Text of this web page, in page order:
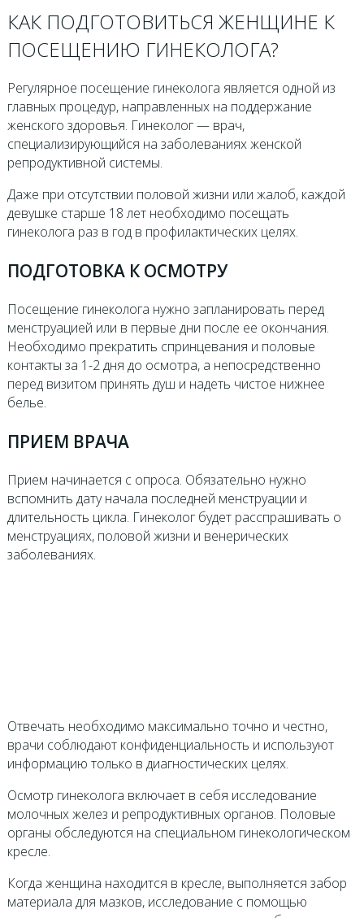
КАК ПОДГОТОВИТЬСЯ ЖЕНЩИНЕ К
ПОСЕЩЕНИЮ ГИНЕКОЛОГА?
Регулярное посещение гинеколога является одной из
главных процедур, направленных на поддержание
женского здоровья. Гинеколог — врач,
специализирующийся на заболеваниях женской
репродуктивной системы.
Даже при отсутствии половой жизни или жалоб, каждой
девушке старше 18 лет необходимо посещать
гинеколога раз в год в профилактических целях.
ПОДГОТОВКА К ОСМОТРУ
Посещение гинеколога нужно запланировать перед
менструацией или в первые дни после ее окончания.
Необходимо прекратить спринцевания и половые
контакты за 1-2 дня до осмотра, а непосредственно
перед визитом принять душ и надеть чистое нижнее
белье.
ПРИЕМ ВРАЧА
Прием начинается с опроса. Обязательно нужно
вспомнить дату начала последней менструации и
длительность цикла. Гинеколог будет расспрашивать о
менструациях, половой жизни и венерических
заболеваниях.
Отвечать необходимо максимально точно и честно,
врачи соблюдают конфиденциальность и используют
информацию только в диагностических целях.
Осмотр гинеколога включает в себя исследование
молочных желез и репродуктивных органов. Половые
органы обследуются на специальном гинекологическом
кресле.
Когда женщина находится в кресле, выполняется забор
материала для мазков, исследование с помощью